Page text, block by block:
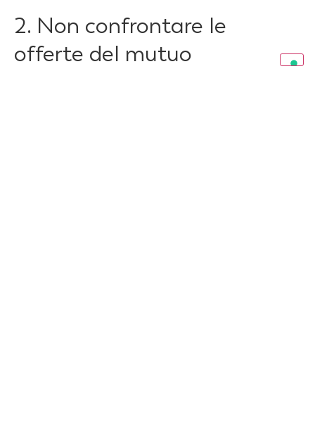
2. Non confrontare le
offerte del mutuo